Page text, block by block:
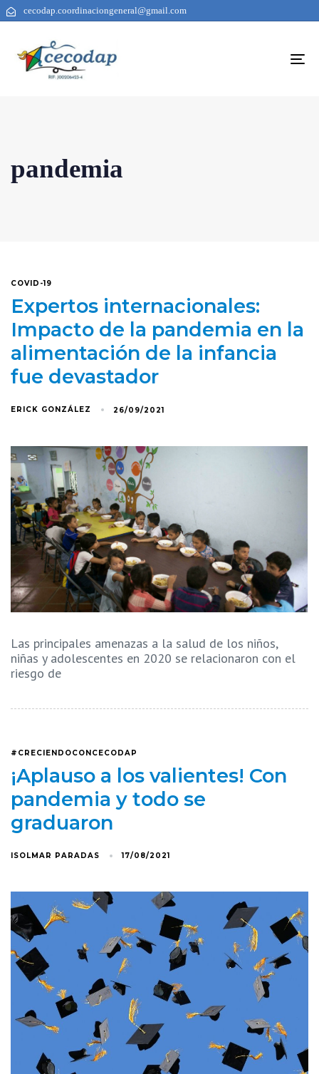
cecodap.coordinaciongeneral@gmail.com
pandemia
COVID-19
Expertos internacionales:
Impacto de la pandemia en la
alimentación de la infancia
fue devastador
ERICK GONZÁLEZ 26/09/2021
Las principales amenazas a la salud de los niños,
niñas y adolescentes en 2020 se relacionaron con el
riesgo de
#CRECIENDOCONCECODAP
¡Aplauso a los valientes! Con
pandemia y todo se
graduaron
ISOLMAR PARADAS 17/08/2021